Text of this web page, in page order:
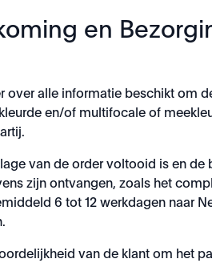
en
over alle informatie beschikt om
en/of multifocale of
van de order voltooid is en
zijn ontvangen, zoals het
6 tot 12 werkdagen naar
van de klant om het